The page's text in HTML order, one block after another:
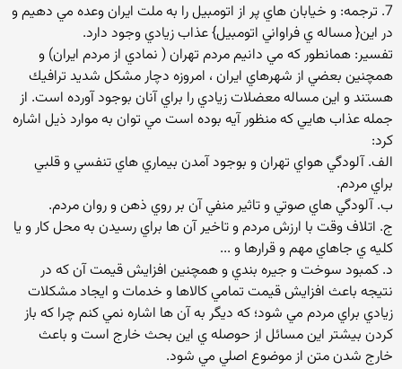
7. ترجمه: و خيابان هاي پر از اتومبيل را به ملت ايران وعده مي دهيم و
در اين{ مساله ي فراواني اتومبيل} عذاب زيادي وجود دارد.
تفسير: همانطور كه مي دانيم مردم تهران ( نمادي از مردم ايران) و
همچنين بعضي از شهرهاي ايران ،‌ امروزه دچار مشكل شديد ترافيك
هستند و اين مساله معضلات زيادي را براي آنان بوجود آورده است. از
جمله عذاب هايي كه منظور آيه بوده است مي توان به موارد ذيل اشاره
كرد:
الف. آلودگي هواي تهران و بوجود آمدن بيماري هاي تنفسي و قلبي
براي مردم.
ب. آلودگي هاي صوتي و تاثير منفي آن بر روي ذهن و روان مردم.
ج. اتلاف وقت با ارزش مردم و تاخير آن ها براي رسيدن به محل كار و يا
كليه ي جاهاي مهم و قرارها و ...
د. كمبود سوخت و جيره بندي و همچنين افزايش قيمت آن كه در
نتيجه باعث افزايش قيمت تمامي كالاها و خدمات و ايجاد مشكلات
زيادي براي مردم مي شود؛ كه ديگر به آن ها اشاره نمي كنم چرا كه باز
كردن بيشتر اين مسائل از حوصله ي اين بحث خارج است و باعث
خارج شدن متن از موضوع اصلي مي شود.